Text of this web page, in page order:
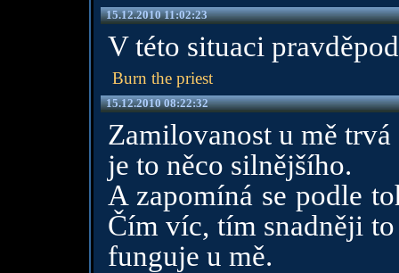
15.12.2010 11:02:23
V této situaci
Burn the priest
15.12.2010 08:22:32
Zamilovanost u mě
je to něco silnějšího.
A zapomíná se podle
Čím víc, tím snadněji
funguje u mě.